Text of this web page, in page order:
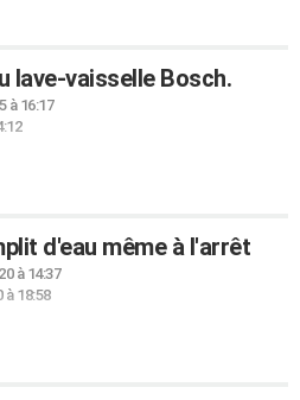
lave-vaisselle Bosch.
à 16:17
d'eau même à l'arrêt
à 14:37
à 18:58